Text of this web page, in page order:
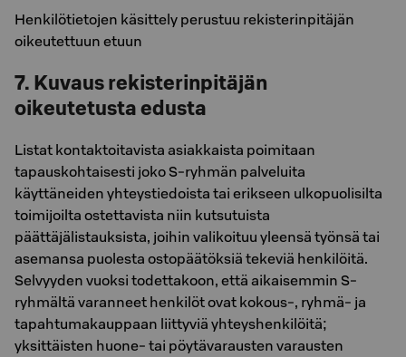
Henkilötietojen käsittely perustuu rekisterinpitäjän
oikeutettuun etuun
7. Kuvaus rekisterinpitäjän
oikeutetusta edusta
Listat kontaktoitavista asiakkaista poimitaan
tapauskohtaisesti joko S-ryhmän palveluita
käyttäneiden yhteystiedoista tai erikseen ulkopuolisilta
toimijoilta ostettavista niin kutsutuista
päättäjälistauksista, joihin valikoituu yleensä työnsä tai
asemansa puolesta ostopäätöksiä tekeviä henkilöitä.
Selvyyden vuoksi todettakoon, että aikaisemmin S-
ryhmältä varanneet henkilöt ovat kokous-, ryhmä- ja
tapahtumakauppaan liittyviä yhteyshenkilöitä;
yksittäisten huone- tai pöytävarausten varausten